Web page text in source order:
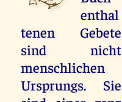
enthal
tenen Gebete
sind nicht
menschlichen
Ursprungs. Sie